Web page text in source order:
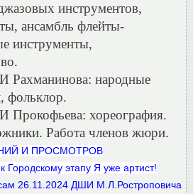
инструментов,
ансамбль флейты-
инструменты,
Рахманинова: народные
фольклор.
хореография.
Работа членов жюри.
И ПРОСМОТРОВ
этапу Я уже артист!
26.11.2024 ДШИ М.Л.Ростроповича